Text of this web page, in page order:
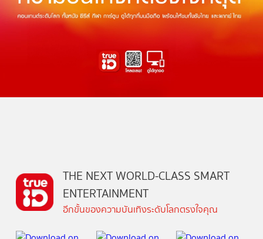
THE NEXT WORLD-CLASS SMART
ENTERTAINMENT
อีกขั้นของความบันเทิงระดับโลกตรงใจคุณ